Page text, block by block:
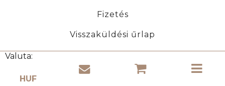
Valuta:
Fizetés
Visszaküldési űrlap
Számla